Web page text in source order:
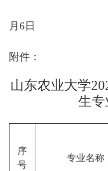
月 6 日
附件：
山东农业大学
生专
序
号
专业名称